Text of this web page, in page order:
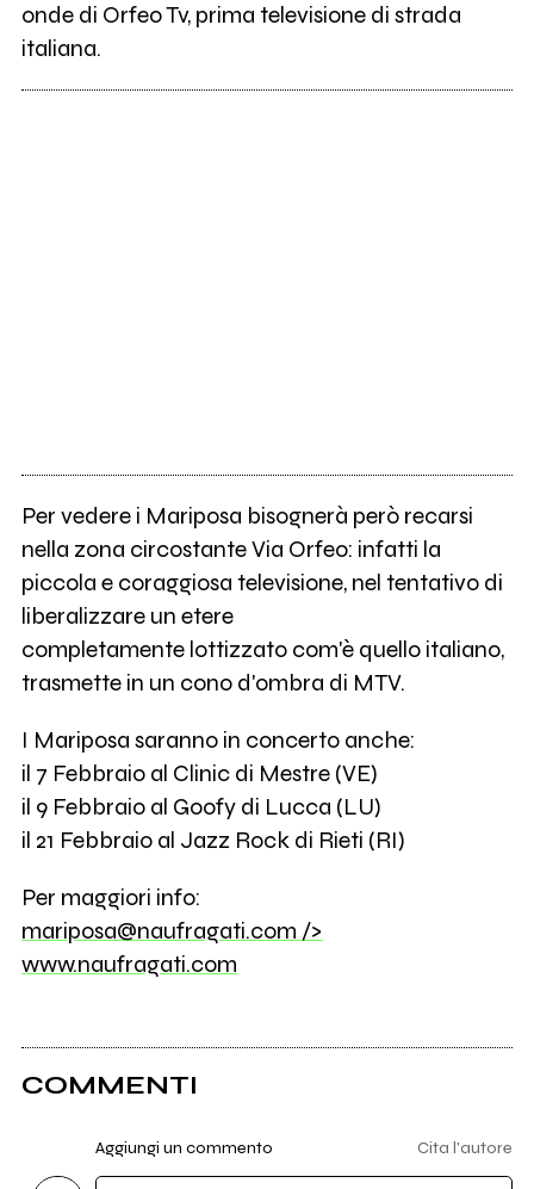
onde di Orfeo Tv, prima televisione di strada
italiana.
Per vedere i Mariposa bisognerà però recarsi
nella zona circostante Via Orfeo: infatti la
piccola e coraggiosa televisione, nel tentativo di
liberalizzare un etere
completamente lottizzato com'è quello italiano,
trasmette in un cono d'ombra di MTV.
I Mariposa saranno in concerto anche:
il 7 Febbraio al Clinic di Mestre (VE)
il 9 Febbraio al Goofy di Lucca (LU)
il 21 Febbraio al Jazz Rock di Rieti (RI)
Per maggiori info:
mariposa@naufragati.com />
www.naufragati.com
COMMENTI
Aggiungi un commento Cita l'autore